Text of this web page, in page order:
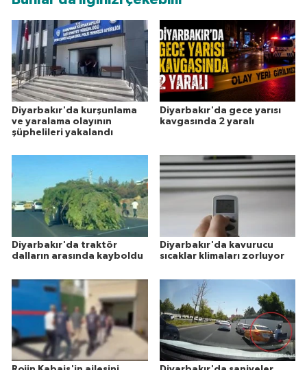
Diyarbakır'da kurşunlama
ve yaralama olayının
şüphelileri yakalandı
Diyarbakır'da gece yarısı
kavgasında 2 yaralı
Diyarbakır'da traktör
dalların arasında kayboldu
Diyarbakır'da kavurucu
sıcaklar klimaları zorluyor